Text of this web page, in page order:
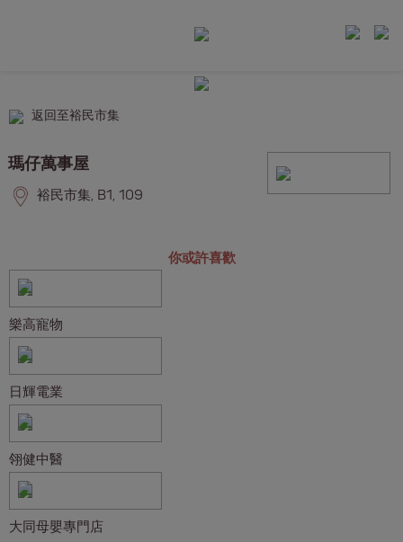
返回至裕民市集
瑪仔萬事屋
裕民市集, B1, 109
你或許喜歡
樂高寵物
日輝電業
翎健中醫
大同母嬰專門店